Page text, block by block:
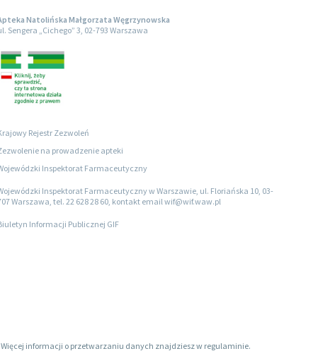
Natolińska Małgorzata Węgrzynowska
Sengera „Cichego” 3, 02-793 Warszawa
Rejestr Zezwoleń
na prowadzenie apteki
Inspektorat Farmaceutyczny
Inspektorat Farmaceutyczny w Warszawie, ul. Floriańska 10, 03-
Warszawa, tel. 22 628 28 60, kontakt email wif@wif.waw.pl
Informacji Publicznej GIF
informacji o przetwarzaniu danych znajdziesz w regulaminie.